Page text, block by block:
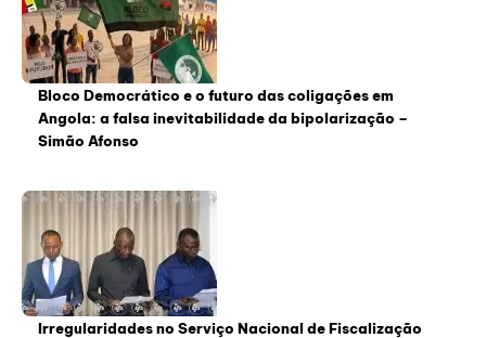
Bloco Democrático e o futuro das coligações em
Angola: a falsa inevitabilidade da bipolarização –
Simão Afonso
Irregularidades no Serviço Nacional de Fiscalização